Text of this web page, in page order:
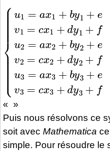
u 1= ax 1+b y1 +ev1=c
« »
Puis nous résolvons ce
soit avec Mathematica
simple. Pour résoudre le